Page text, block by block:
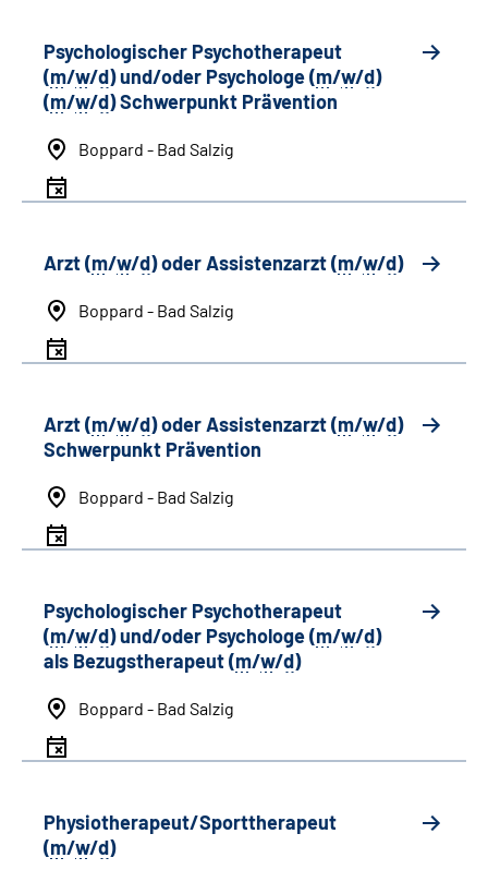
Psychologischer Psychotherapeut
(m/w/d) und/oder Psychologe (m/w/d)
(m/w/d) Schwerpunkt Prävention
Boppard - Bad Salzig
Arzt (m/w/d) oder Assistenzarzt (m/w/d)
Boppard - Bad Salzig
Arzt (m/w/d) oder Assistenzarzt (m/w/d)
Schwerpunkt Prävention
Boppard - Bad Salzig
Psychologischer Psychotherapeut
(m/w/d) und/oder Psychologe (m/w/d)
als Bezugstherapeut (m/w/d)
Boppard - Bad Salzig
Physiotherapeut/Sporttherapeut
(m/w/d)